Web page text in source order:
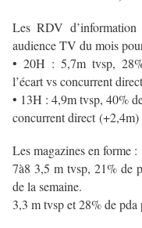
Les RDV
audience TV du mois
• 20H : 5,7m tvsp,
l’écart vs concurrent
• 13H : 4,9m tvsp, 40%
concurrent direct(+2,4m)
Les magazines en forme :
7à8 3,5 m tvsp, 21% de
de la semaine.
3,3 m tvsp et 28% de